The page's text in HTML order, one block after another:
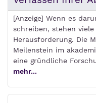
[Anzeige] Wenn es
schreiben, stehen
Herausforderung. Die
Meilenstein im
eine gründliche
mehr...